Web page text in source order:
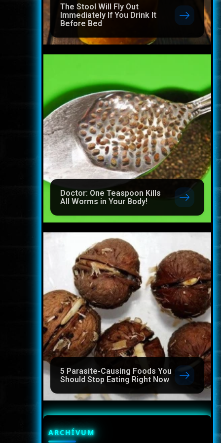
The Stool Will Fly Out
Immediately If You Drink It
Before Bed
Doctor: One Teaspoon Kills
All Worms in Your Body!
5 Parasite-Causing Foods You
Should Stop Eating Right Now
ARCHÍVUM